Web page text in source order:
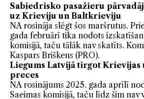
Sabiedrisko pasažieru
uz Krieviju un Baltkrieviju
NA rosināja slēgt šos maršrutus.
gada februārī tika nodots
komisijā, taču tālāk nav skatīts.
Kaspars Briškens (PRO).
Liegums Latvijā tirgot Krievijas
preces
NA rosinājums 2025. gada aprīlī
Saeimas komisijā, taču līdz šim nav